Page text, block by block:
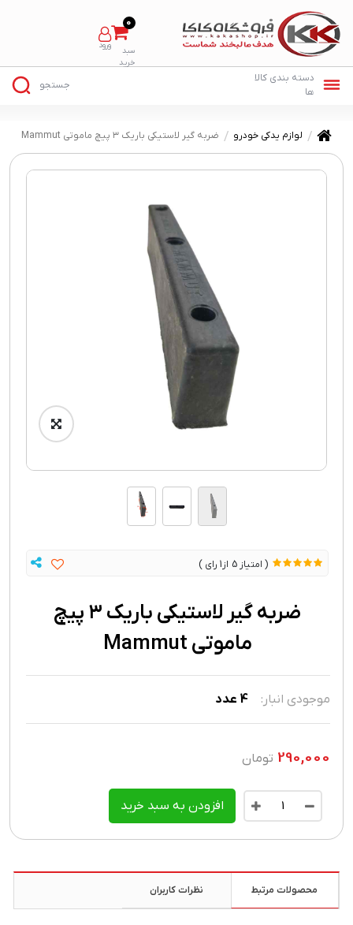
0
لوازم یدکی خودرو ضربه گیر لاستیکی باریک ۳ پیچ ماموتی Mammut
5
1
ضربه گیر لاستیکی باریک ۳ پیچ
ماموتی Mammut
موجودی انبار: 4 عدد
290,000 تومان
افزودن به سبد خرید
محصولات مرتبط نظرات کاربران